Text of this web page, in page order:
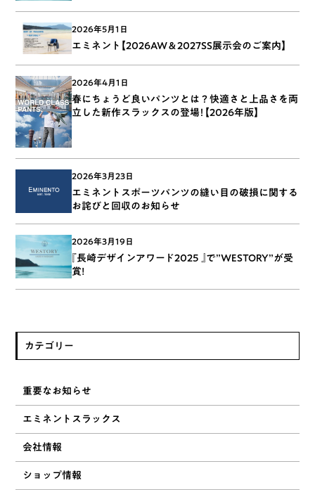
2026年5月1日
エミネント【2026AW＆2027SS展示会のご案内】
2026年4月1日
春にちょうど良いパンツとは？快適さと上品さを両
立した新作スラックスの登場！【2026年版】
2026年3月23日
エミネントスポーツパンツの縫い目の破損に関する
お詫びと回収のお知らせ
2026年3月19日
『長崎デザインアワード2025 』で”WESTORY”が受
賞!
カテゴリー
重要なお知らせ
エミネントスラックス
会社情報
ショップ情報